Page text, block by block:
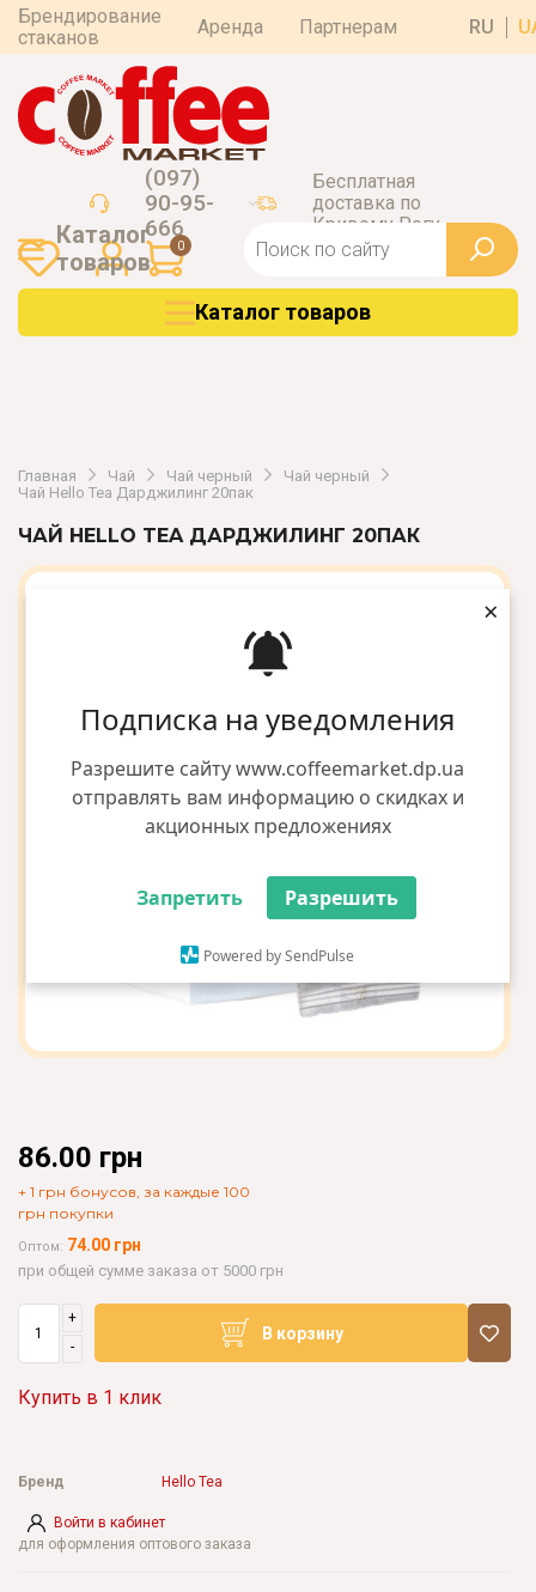
Подписка на уведомления
Разрешите сайту www.coffeemarket.dp.ua
отправлять вам информацию о скидках и
акционных предложениях
Запретить Разрешить
Powered by SendPulse
×
Брендирование
стаканов
Аренда Партнерам RU
(097)
90-95-
666
Бесплатная
доставка по
Кривому Рогу
0
Каталог
товаров
Каталог товаров
Главная Чай Чай черный
Чай черный
Чай Hello Tea Дарджилинг 20пак
ЧАЙ HELLO TEA ДАРДЖИЛИНГ 20ПАК
86.00 грн
+ 1 грн бонусов, за каждые 100
грн покупки
Оптом: 74.00 грн
при общей сумме заказа от 5000 грн
+
-
В корзину
Купить в 1 клик
Войти в кабинет
для оформления оптового заказа
Бренд Hello Tea